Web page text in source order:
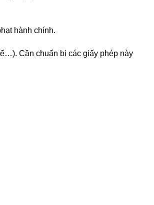
hành chính.
Cần chuẩn bị các giấy phép này